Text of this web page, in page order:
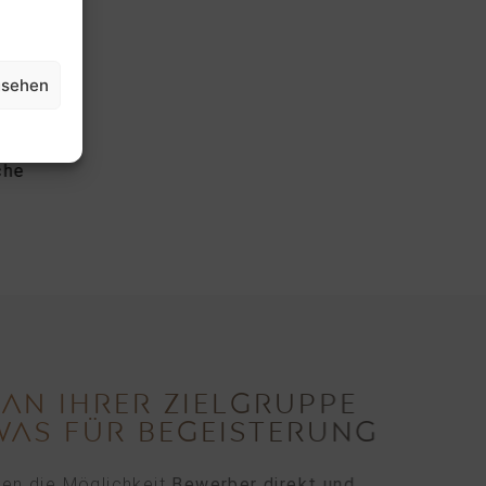
die
IHRER ZIELGRUPPE
FÜR BEGEISTERUNG